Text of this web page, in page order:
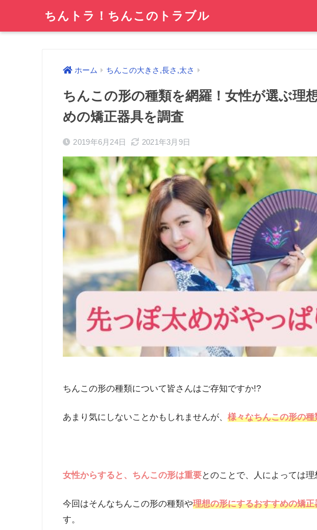
ちんトラ！ちんこのトラブル
ホーム ちんこの大きさ,長さ,太さ
ちんこの形の種類を網羅！女性が選ぶ理
めの矯正器具を調査
2019年6月24日 2021年3月9日
ちんこの形の種類について皆さんはご存知ですか!?
あまり気にしないことかもしれませんが、 様々なちんこの形の種
女性からすると、ちんこの形は重要とのことで、人によっては
今回はそんなちんこの形の種類や理想の形にするおすすめの矯正
す。